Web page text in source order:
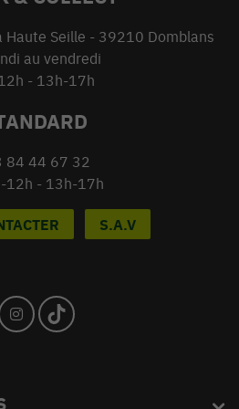
Haute Seille - 39210 Domblans
au vendredi
- 13h-17h
84 44 67 32
12h - 13h-17h
S.A.V